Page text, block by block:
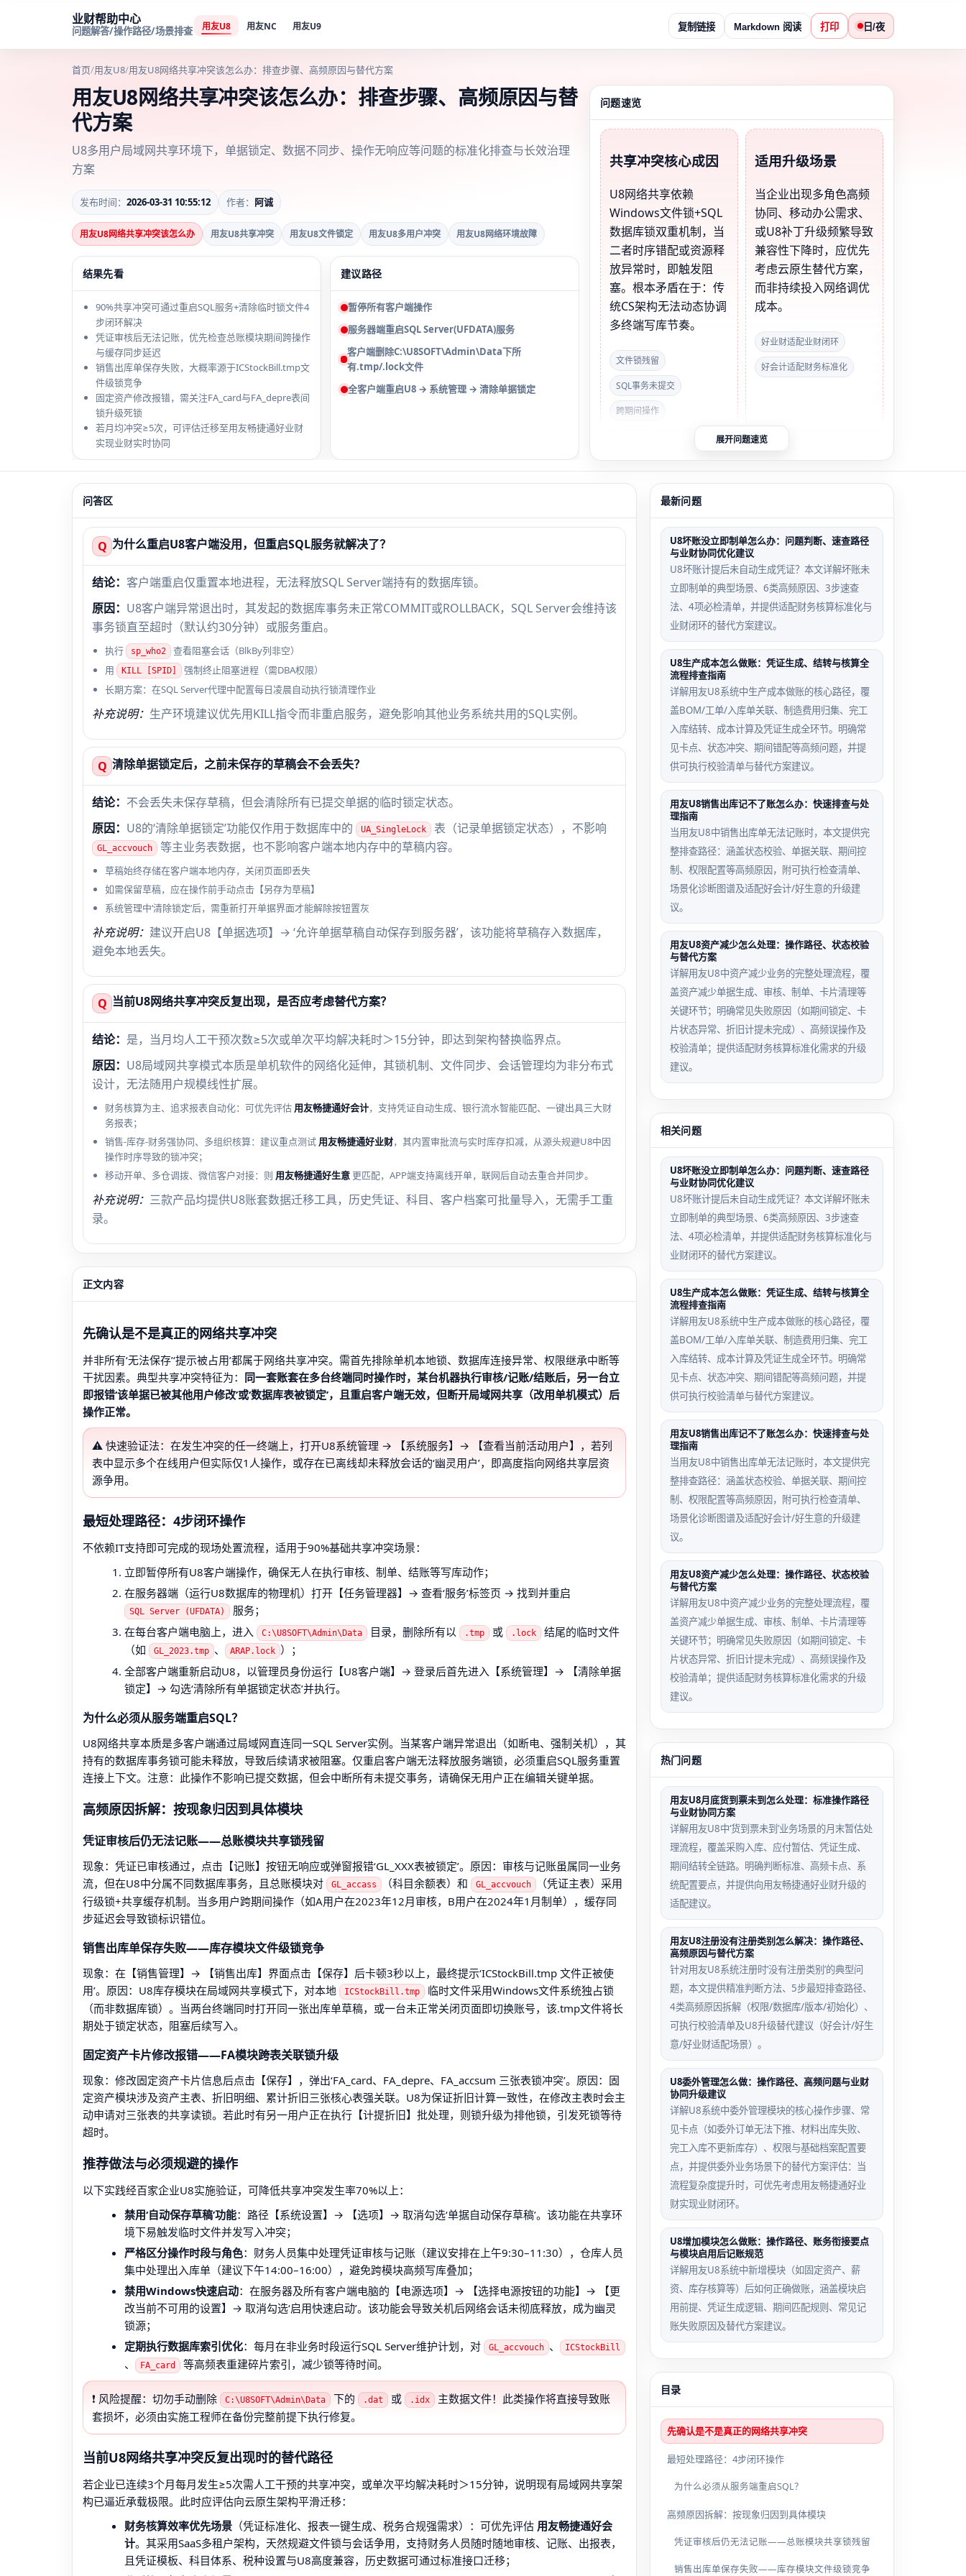
业财帮助中心
问题解答/操作路径/场景排查 用友U8 用友NC 用友U9 复制链接 Markdown 阅读 打印 日/夜
首页/用友U8/用友U8网络共享冲突该怎么办：排查步骤、高频原因与替代方案
用友U8网络共享冲突该怎么办：排查步骤、高频原因与替
代方案
U8多用户局域网共享环境下，单据锁定、数据不同步、操作无响应等问题的标准化排查与长效治理
方案
发布时间： 2026-03-31 10:55:12 作者： 阿诚
用友U8网络共享冲突该怎么办 用友U8共享冲突 用友U8文件锁定 用友U8多用户冲突 用友U8网络环境故障
结果先看
90%共享冲突可通过重启SQL服务+清除临时锁文件4
步闭环解决
凭证审核后无法记账，优先检查总账模块期间跨操作
与缓存同步延迟
销售出库单保存失败，大概率源于ICStockBill.tmp文
件级锁竞争
固定资产修改报错，需关注FA_card与FA_depre表间
锁升级死锁
若月均冲突≥5次，可评估迁移至用友畅捷通好业财
实现业财实时协同
建议路径
暂停所有客户端操作
服务器端重启SQL Server(UFDATA)服务
客户端删除C:\U8SOFT\Admin\Data下所
有.tmp/.lock文件
全客户端重启U8 → 系统管理 → 清除单据锁定
问题速览
共享冲突核心成因
U8网络共享依赖
Windows文件锁+SQL
数据库锁双重机制，当
二者时序错配或资源释
放异常时，即触发阻
塞。根本矛盾在于：传
统CS架构无法动态协调
多终端写库节奏。
文件锁残留
SQL事务未提交
跨期间操作
适用升级场景
当企业出现多角色高频
协同、移动办公需求、
或U8补丁升级频繁导致
兼容性下降时，应优先
考虑云原生替代方案，
而非持续投入网络调优
成本。
好业财适配业财闭环
好会计适配财务标准化
🔍 快速判断：打开U8系统管理 → 【查看当前活动用
户】，若存在已离线但状态仍为‘在线’的用户，或同
一IP出现多个会话ID，即确认为网络共享层会话管
理失效，需立即执行清除锁定操作。
凭证审核后记账失败触
审核与记账操作跨会计
期间，且中间有其他用
户执行了期间结转
常样本
两台终端同时打开同一
张未保存的出库单草
稿，其中一台强制关闭
页面
固定资产修改报错回退
路径
取消本次修改 → 进入
【固定资产】→ 【计提
折旧】完成当期折旧 →
再重新修改卡片
库存期初数导入失败误
判场景
误将Excel期初数据直
接拖入U8导入界面，未
导致临时文件锁死
展开问题速览
问答区
Q 为什么重启U8客户端没用，但重启SQL服务就解决了？
结论： 客户端重启仅重置本地进程，无法释放SQL Server端持有的数据库锁。
原因： U8客户端异常退出时，其发起的数据库事务未正常COMMIT或ROLLBACK，SQL Server会维持该
事务锁直至超时（默认约30分钟）或服务重启。
执行 sp_who2
查看阻塞会话（BlkBy列非空）
用
KILL [SPID]
强制终止阻塞进程（需DBA权限）
长期方案：在SQL Server代理中配置每日凌晨自动执行锁清理作业
补充说明： 生产环境建议优先用KILL指令而非重启服务，避免影响其他业务系统共用的SQL实例。
Q 清除单据锁定后，之前未保存的草稿会不会丢失？
结论： 不会丢失未保存草稿，但会清除所有已提交单据的临时锁定状态。
原因： U8的‘清除单据锁定’功能仅作用于数据库中的 UA_SingleLock 表（记录单据锁定状态），不影响
GL_accvouch 等主业务表数据，也不影响客户端本地内存中的草稿内容。
草稿始终存储在客户端本地内存，关闭页面即丢失
如需保留草稿，应在操作前手动点击【另存为草稿】
系统管理中‘清除锁定’后，需重新打开单据界面才能解除按钮置灰
补充说明： 建议开启U8【单据选项】→ ‘允许单据草稿自动保存到服务器’，该功能将草稿存入数据库，
避免本地丢失。
Q 当前U8网络共享冲突反复出现，是否应考虑替代方案？
结论： 是，当月均人工干预次数≥5次或单次平均解决耗时＞15分钟，即达到架构替换临界点。
原因： U8局域网共享模式本质是单机软件的网络化延伸，其锁机制、文件同步、会话管理均为非分布式
设计，无法随用户规模线性扩展。
财务核算为主、追求报表自动化：可优先评估 用友畅捷通好会计，支持凭证自动生成、银行流水智能匹配、一键出具三大财
务报表；
销售-库存-财务强协同、多组织核算：建议重点测试 用友畅捷通好业财，其内置审批流与实时库存扣减，从源头规避U8中因
操作时序导致的锁冲突；
移动开单、多仓调拨、微信客户对接：则 用友畅捷通好生意 更匹配，APP端支持离线开单，联网后自动去重合并同步。
补充说明： 三款产品均提供U8账套数据迁移工具，历史凭证、科目、客户档案可批量导入，无需手工重
录。
正文内容
先确认是不是真正的网络共享冲突
并非所有‘无法保存’‘提示被占用’都属于网络共享冲突。需首先排除单机本地锁、数据库连接异常、权限继承中断等
干扰因素。典型共享冲突特征为： 同一套账套在多台终端同时操作时，某台机器执行审核/记账/结账后，另一台立
即报错‘该单据已被其他用户修改’或‘数据库表被锁定’，且重启客户端无效，但断开局域网共享（改用单机模式）后
操作正常。
⚠️ 快速验证法：在发生冲突的任一终端上，打开U8系统管理 → 【系统服务】→ 【查看当前活动用户】，若列
表中显示多个在线用户但实际仅1人操作，或存在已离线却未释放会话的‘幽灵用户’，即高度指向网络共享层资
源争用。
最短处理路径：4步闭环操作
不依赖IT支持即可完成的现场处置流程，适用于90%基础共享冲突场景：
立即暂停所有U8客户端操作，确保无人在执行审核、制单、结账等写库动作；
在服务器端（运行U8数据库的物理机）打开【任务管理器】→ 查看‘服务’标签页 → 找到并重启
SQL Server (UFDATA)
服务；
在每台客户端电脑上，进入
C:\U8SOFT\Admin\Data 目录，删除所有以 .tmp 或 .lock
结尾的临时文件
（如
GL_2023.tmp 、 ARAP.lock ）；
全部客户端重新启动U8，以管理员身份运行【U8客户端】→ 登录后首先进入【系统管理】→ 【清除单据
锁定】→ 勾选‘清除所有单据锁定状态’并执行。
为什么必须从服务端重启SQL？
U8网络共享本质是多客户端通过局域网直连同一SQL Server实例。当某客户端异常退出（如断电、强制关机），其
持有的数据库事务锁可能未释放，导致后续请求被阻塞。仅重启客户端无法释放服务端锁，必须重启SQL服务重置
连接上下文。注意：此操作不影响已提交数据，但会中断所有未提交事务，请确保无用户正在编辑关键单据。
高频原因拆解：按现象归因到具体模块
凭证审核后仍无法记账——总账模块共享锁残留
现象：凭证已审核通过，点击【记账】按钮无响应或弹窗报错‘GL_XXX表被锁定’。原因：审核与记账虽属同一业务
流，但在U8中分属不同数据库事务，且总账模块对
GL_accass （科目余额表）和 GL_accvouch
（凭证主表）采用
行级锁+共享缓存机制。当多用户跨期间操作（如A用户在2023年12月审核，B用户在2024年1月制单），缓存同
步延迟会导致锁标识错位。
销售出库单保存失败——库存模块文件级锁竞争
现象：在【销售管理】→ 【销售出库】界面点击【保存】后卡顿3秒以上，最终提示‘ICStockBill.tmp 文件正被使
用’。原因：U8库存模块在局域网共享模式下，对本地
ICStockBill.tmp
临时文件采用Windows文件系统独占锁
（而非数据库锁）。当两台终端同时打开同一张出库单草稿，或一台未正常关闭页面即切换账号，该.tmp文件将长
期处于锁定状态，阻塞后续写入。
固定资产卡片修改报错——FA模块跨表关联锁升级
现象：修改固定资产卡片信息后点击【保存】，弹出‘FA_card、FA_depre、FA_accsum 三张表锁冲突’。原因：固
定资产模块涉及资产主表、折旧明细、累计折旧三张核心表强关联。U8为保证折旧计算一致性，在修改主表时会主
动申请对三张表的共享读锁。若此时有另一用户正在执行【计提折旧】批处理，则锁升级为排他锁，引发死锁等待
超时。
推荐做法与必须规避的操作
以下实践经百家企业U8实施验证，可降低共享冲突发生率70%以上：
禁用‘自动保存草稿’功能：路径【系统设置】→ 【选项】→ 取消勾选‘单据自动保存草稿’。该功能在共享环
境下易触发临时文件并发写入冲突；
严格区分操作时段与角色：财务人员集中处理凭证审核与记账（建议安排在上午9:30–11:30），仓库人员
集中处理出入库单（建议下午14:00–16:00），避免跨模块高频写库叠加；
禁用Windows快速启动：在服务器及所有客户端电脑的【电源选项】→ 【选择电源按钮的功能】→ 【更
改当前不可用的设置】→ 取消勾选‘启用快速启动’。该功能会导致关机后网络会话未彻底释放，成为幽灵
锁源；
定期执行数据库索引优化：每月在非业务时段运行SQL Server维护计划，对 GL_accvouch 、 ICStockBill
、 FA_card 等高频表重建碎片索引，减少锁等待时间。
❗ 风险提醒：切勿手动删除 C:\U8SOFT\Admin\Data 下的 .dat 或 .idx
主数据文件！此类操作将直接导致账
套损坏，必须由实施工程师在备份完整前提下执行修复。
当前U8网络共享冲突反复出现时的替代路径
若企业已连续3个月每月发生≥5次需人工干预的共享冲突，或单次平均解决耗时＞15分钟，说明现有局域网共享架
构已逼近承载极限。此时应评估向云原生架构平滑迁移：
财务核算效率优先场景 （凭证标准化、报表一键生成、税务合规强需求）：可优先评估 用友畅捷通好会
计。其采用SaaS多租户架构，天然规避文件锁与会话争用，支持财务人员随时随地审核、记账、出报表，
且凭证模板、科目体系、税种设置与U8高度兼容，历史数据可通过标准接口迁移；
最新问题
U8坏账没立即制单怎么办：问题判断、速查路径
与业财协同优化建议
U8坏账计提后未自动生成凭证？本文详解坏账未
立即制单的典型场景、6类高频原因、3步速查
法、4项必检清单，并提供适配财务核算标准化与
业财闭环的替代方案建议。
U8生产成本怎么做账：凭证生成、结转与核算全
流程排查指南
详解用友U8系统中生产成本做账的核心路径，覆
盖BOM/工单/入库单关联、制造费用归集、完工
入库结转、成本计算及凭证生成全环节。明确常
见卡点、状态冲突、期间错配等高频问题，并提
供可执行校验清单与替代方案建议。
用友U8销售出库记不了账怎么办：快速排查与处
理指南
当用友U8中销售出库单无法记账时，本文提供完
整排查路径：涵盖状态校验、单据关联、期间控
制、权限配置等高频原因，附可执行检查清单、
场景化诊断图谱及适配好会计/好生意的升级建
议。
用友U8资产减少怎么处理：操作路径、状态校验
与替代方案
详解用友U8中资产减少业务的完整处理流程，覆
盖资产减少单据生成、审核、制单、卡片清理等
关键环节；明确常见失败原因（如期间锁定、卡
片状态异常、折旧计提未完成）、高频误操作及
校验清单；提供适配财务核算标准化需求的升级
建议。
相关问题
U8坏账没立即制单怎么办：问题判断、速查路径
与业财协同优化建议
U8坏账计提后未自动生成凭证？本文详解坏账未
立即制单的典型场景、6类高频原因、3步速查
法、4项必检清单，并提供适配财务核算标准化与
业财闭环的替代方案建议。
U8生产成本怎么做账：凭证生成、结转与核算全
流程排查指南
详解用友U8系统中生产成本做账的核心路径，覆
盖BOM/工单/入库单关联、制造费用归集、完工
入库结转、成本计算及凭证生成全环节。明确常
见卡点、状态冲突、期间错配等高频问题，并提
供可执行校验清单与替代方案建议。
用友U8销售出库记不了账怎么办：快速排查与处
理指南
当用友U8中销售出库单无法记账时，本文提供完
整排查路径：涵盖状态校验、单据关联、期间控
制、权限配置等高频原因，附可执行检查清单、
场景化诊断图谱及适配好会计/好生意的升级建
议。
用友U8资产减少怎么处理：操作路径、状态校验
与替代方案
详解用友U8中资产减少业务的完整处理流程，覆
盖资产减少单据生成、审核、制单、卡片清理等
关键环节；明确常见失败原因（如期间锁定、卡
片状态异常、折旧计提未完成）、高频误操作及
校验清单；提供适配财务核算标准化需求的升级
建议。
热门问题
用友U8月底货到票未到怎么处理：标准操作路径
与业财协同方案
详解用友U8中‘货到票未到’业务场景的月末暂估处
理流程，覆盖采购入库、应付暂估、凭证生成、
期间结转全链路。明确判断标准、高频卡点、系
统配置要点，并提供向用友畅捷通好业财升级的
适配建议。
用友U8注册没有注册类别怎么解决：操作路径、
高频原因与替代方案
针对用友U8系统注册时‘没有注册类别’的典型问
题，本文提供精准判断方法、5步最短排查路径、
4类高频原因拆解（权限/数据库/版本/初始化）、
可执行校验清单及U8升级替代建议（好会计/好生
意/好业财适配场景）。
U8委外管理怎么做：操作路径、高频问题与业财
协同升级建议
详解U8系统中委外管理模块的核心操作步骤、常
见卡点（如委外订单无法下推、材料出库失败、
完工入库不更新库存）、权限与基础档案配置要
点，并提供委外业务场景下的替代方案评估：当
流程复杂度提升时，可优先考虑用友畅捷通好业
财实现业财闭环。
U8增加模块怎么做账：操作路径、账务衔接要点
与模块启用后记账规范
详解用友U8系统中新增模块（如固定资产、薪
资、库存核算等）后如何正确做账，涵盖模块启
用前提、凭证生成逻辑、期间匹配规则、常见记
账失败原因及替代方案建议。
目录
先确认是不是真正的网络共享冲突
最短处理路径：4步闭环操作
为什么必须从服务端重启SQL？
高频原因拆解：按现象归因到具体模块
凭证审核后仍无法记账——总账模块共享锁残留
销售出库单保存失败——库存模块文件级锁竞争